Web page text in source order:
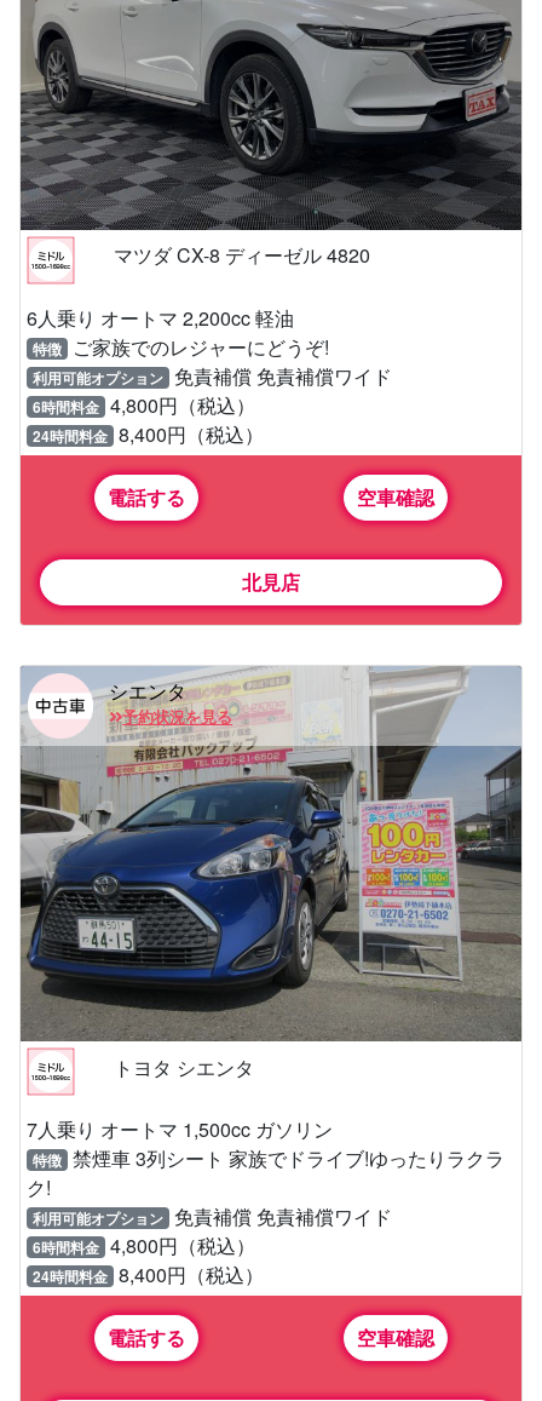
マツダ CX-8 ディーゼル 4820
6人乗り オートマ 2,200cc 軽油
特徴 ご家族でのレジャーにどうぞ!
利用可能オプション 免責補償 免責補償ワイド
6時間料金 4,800円（税込）
24時間料金 8,400円（税込）
電話する 空車確認
北見店
シエンタ
予約状況を見る
トヨタ シエンタ
7人乗り オートマ 1,500cc ガソリン
特徴 禁煙車 3列シート 家族でドライブ!ゆったりラクラ
ク!
利用可能オプション 免責補償 免責補償ワイド
6時間料金 4,800円（税込）
24時間料金 8,400円（税込）
電話する 空車確認